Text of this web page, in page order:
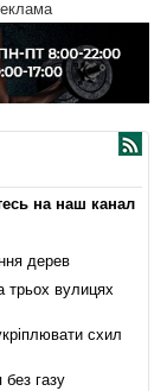
на наш канал
дерев
трьох вулицях
схил
газу